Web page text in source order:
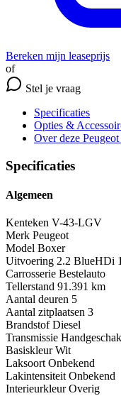
Bereken mijn leaseprijs
of
Stel je vraag
Specificaties
Opties &
Over deze
Specificaties
Algemeen
Kenteken V-43-LGV
Merk Peugeot
Model Boxer
Uitvoering 2.2 BlueHDi
Carrosserie Bestelauto
Tellerstand 91.391 km
Aantal deuren 5
Aantal zitplaatsen 3
Brandstof Diesel
Transmissie
Basiskleur Wit
Laksoort Onbekend
Lakintensiteit Onbekend
Interieurkleur Overig